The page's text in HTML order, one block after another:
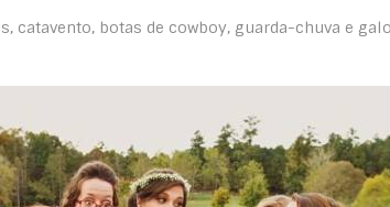
catavento, botas de cowboy, guarda-chuva e